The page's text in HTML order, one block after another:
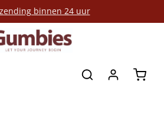
binnen 24 uur
productselectie